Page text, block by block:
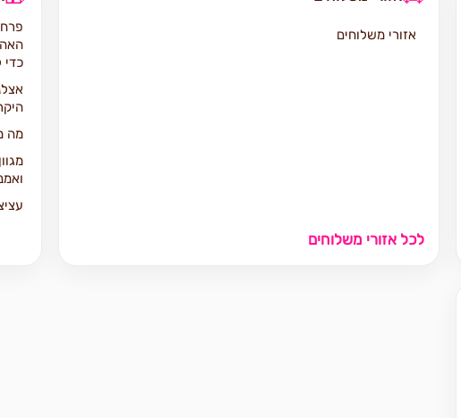
אזורי משלוחים
לכל אזורי משלוחים
מה